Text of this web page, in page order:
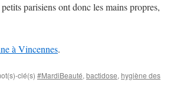
parisiens ont donc les mains propres,
à Vincennes.
clé(s) #MardiBeauté, bactidose, hygiène des